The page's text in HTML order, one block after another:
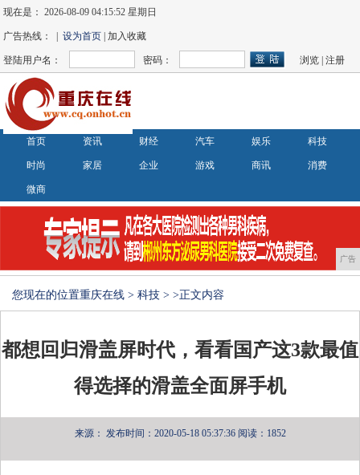
现在是：2026-08-09 04:15:53 星期日
广告热线： |设为首页 | 加入收藏
登陆用户名： 密码： 浏览 |注册
首页 资讯 财经 汽车 娱乐 科技
时尚 家居 企业 游戏 商讯 消费
微商
广告
您现在的位置重庆在线 > 科技 > >正文内容
都想回归滑盖屏时代，看看国产这3款最值
得选择的滑盖全面屏手机
来源： 发布时间：2020-05-18 05:37:36 阅读：1852